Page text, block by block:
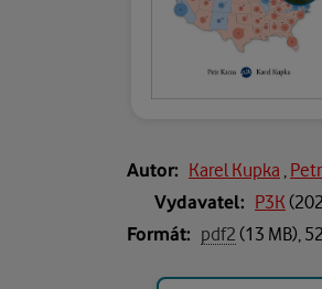
Autor: Karel Kupka ,
Vydavatel: P3K(
Formát: pdf2(13 MB),